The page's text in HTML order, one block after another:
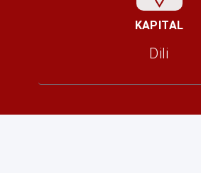
KAPITAL
Dili